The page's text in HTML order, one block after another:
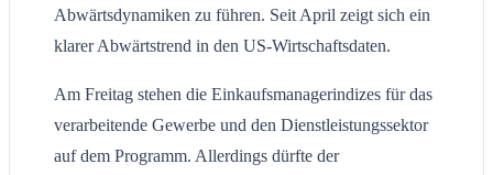
Abwärtsdynamiken zu führen. Seit April zeigt sich ein
klarer Abwärtstrend in den US-Wirtschaftsdaten.
Am Freitag stehen die Einkaufsmanagerindizes für das
verarbeitende Gewerbe und den Dienstleistungssektor
auf dem Programm. Allerdings dürfte der